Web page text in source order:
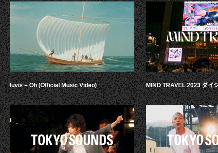
luvis – Oh (Official Music Video) MIND TRAVEL 2023 ダイ